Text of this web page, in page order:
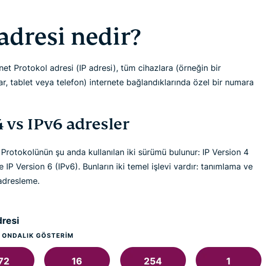
nedir?
Protokol adresi (IP adresi), tüm cihazlara (örneğin bir
tablet veya telefon) internete bağlandıklarında özel bir numara
vs IPv6 adresler
şu anda kullanılan iki sürümü bulunur: IP Version 4
IP Version 6 (IPv6). Bunların iki temel işlevi vardır: tanımlama ve